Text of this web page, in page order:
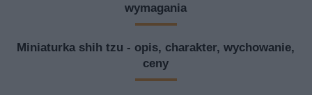
wymagania
Miniaturka shih tzu - opis, charakter, wychowanie,
ceny